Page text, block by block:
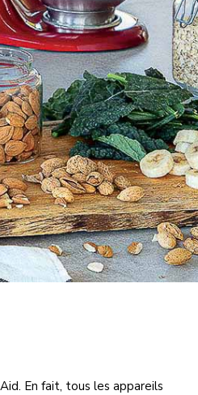
En fait, tous les appareils